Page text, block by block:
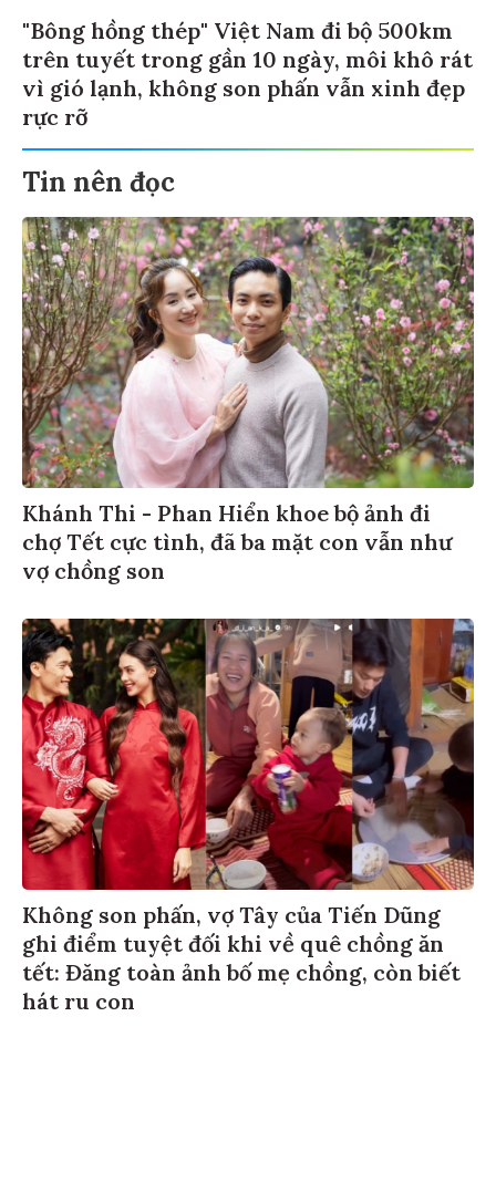
"Bông hồng thép" Việt Nam đi bộ 500km
trên tuyết trong gần 10 ngày, môi khô rát
vì gió lạnh, không son phấn vẫn xinh đẹp
rực rỡ
Tin nên đọc
Khánh Thi - Phan Hiển khoe bộ ảnh đi
chợ Tết cực tình, đã ba mặt con vẫn như
vợ chồng son
Không son phấn, vợ Tây của Tiến Dũng
ghi điểm tuyệt đối khi về quê chồng ăn
tết: Đăng toàn ảnh bố mẹ chồng, còn biết
hát ru con